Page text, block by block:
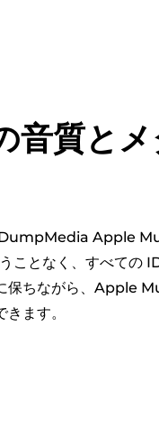
音質と
DumpMedia Apple
ことなく、すべての
保ちながら、Apple
ます。